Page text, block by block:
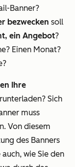
Banner?
bezwecken soll
ein Angebot?
Einen Monat?
Ihre
Sich
muss
Von diesem
des Banners
wie Sie den